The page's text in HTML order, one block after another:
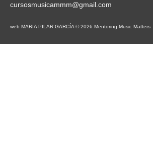
cursosmusicammm@gmail.com
web MARIA PILAR GARCÍA © 2026 Mentoring Music Matters